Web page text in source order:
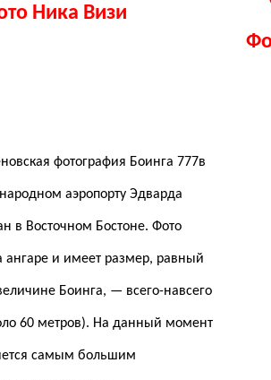
Ника Визи
фотография Боинга 777в
аэропорту Эдварда
в Восточном Бостоне. Фото
и имеет размер, равный
Боинга, — всего-навсего
60 метров). На данный момент
самым большим